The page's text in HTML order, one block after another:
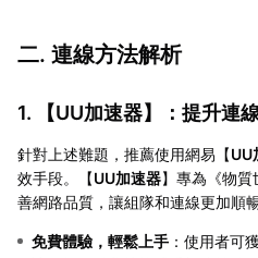
二. 連線方法解析
1. 【UU加速器】：提升連
針對上述難題，推薦使用網易【UU
效手段。【UU加速器】專為《物
善網路品質，讓組隊和連線更加順暢
免費體驗，輕鬆上手 ：使用者可